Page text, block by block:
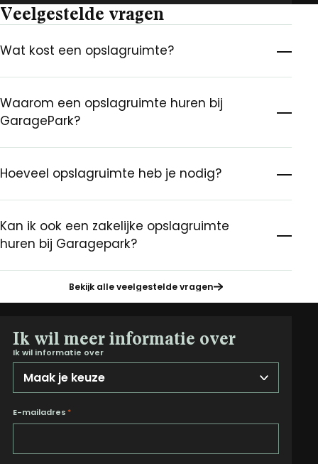
Veelgestelde vragen
Wat kost een opslagruimte?
Waarom een opslagruimte huren bij
GaragePark?
Hoeveel opslagruimte heb je nodig?
Kan ik ook een zakelijke opslagruimte
huren bij Garagepark?
Bekijk alle veelgestelde vragen
Ik wil meer informatie over
Ik wil informatie over
E-mailadres *